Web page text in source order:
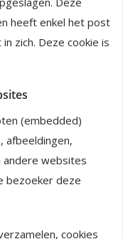
heeft enkel het post
zich. Deze cookie is
(embedded)
afbeeldingen,
andere websites
bezoeker deze
cookies